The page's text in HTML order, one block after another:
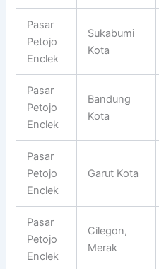
Pasar
Petojo
Enclek
Sukabumi
Kota
Pasar
Petojo
Enclek
Bandung
Kota
Pasar
Petojo
Enclek
Garut Kota
Pasar
Petojo
Enclek
Cilegon,
Merak